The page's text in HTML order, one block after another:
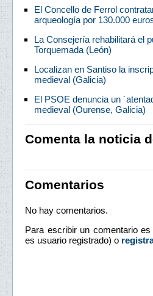
El Concello de Ferrol
arqueología por 130.000
La Consejería rehabilitará el
Torquemada (León)
Localizan en Santiso la
medieval (Galicia)
El PSOE denuncia un
medieval (Ourense, Galicia)
Comenta la noticia
Comentarios
No hay comentarios.
Para escribir un comentario
es usuario registrado) o